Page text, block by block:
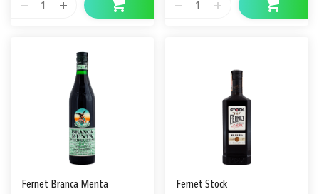
1 1
Fernet Branca Menta Fernet Stock